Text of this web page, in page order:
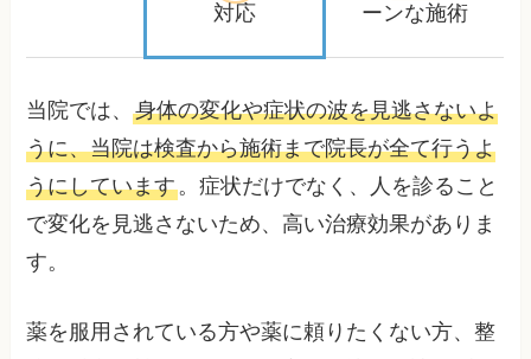
対応
ーンな施術
当院では、身体の変化や症状の波を見逃さないよ
うに、当院は検査から施術まで院長が全て行うよ
うにしています。症状だけでなく、人を診ること
で変化を見逃さないため、高い治療効果がありま
す。
薬を服用されている方や薬に頼りたくない方、整